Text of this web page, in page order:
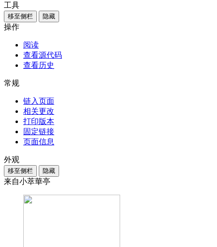
工具
移至侧栏 隐藏
操作
阅读
查看源代码
查看历史
常规
链入页面
相关更改
打印版本
固定链接
页面信息
外观
移至侧栏 隐藏
来自小萃華亭